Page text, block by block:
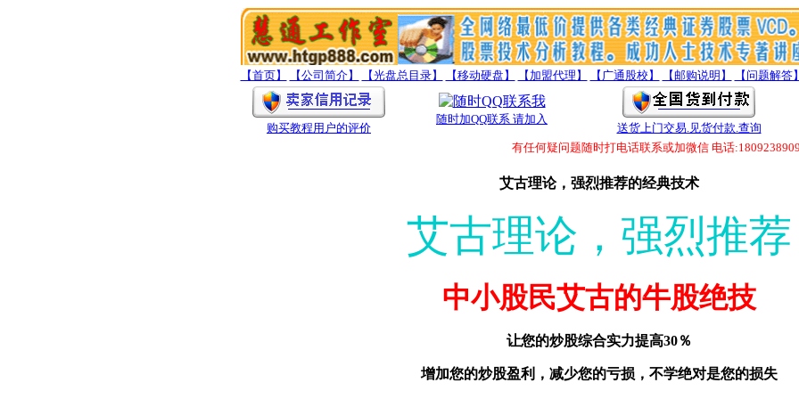
【首页】 【公司简介】 【光盘总目录】 【移动硬盘】 【加盟代理】 【广通股校】 【邮购说明】 【问题解答
购买教程用户的评价
随时加QQ联系 请加入
送货上门交易.见货付款.查询
有任何疑问题随时打电话联系或加微信 电话
艾古理论，强烈推荐的经典技术
艾古理论，强烈推荐
中小股民艾古的牛股绝技
让您的炒股综合实力提高30％
增加您的炒股盈利，减少您的亏损，不学绝对是您的损失